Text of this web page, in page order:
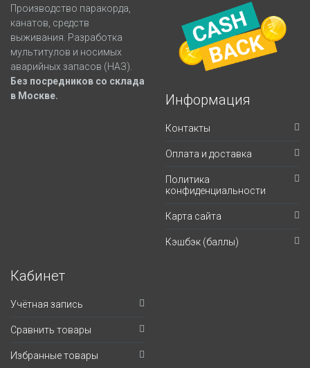
Производство паракорда,
канатов, средств
выживания. Разработка
мультитулов и носимых
аварийных запасов (НАЗ).
Без посредников со склада
в Москве.
Информация
Контакты
Оплата и доставка
Политика
конфиденциальности
Карта сайта
Кэшбэк (баллы)
Кабинет
Учётная запись
Сравнить товары
Избранные товары